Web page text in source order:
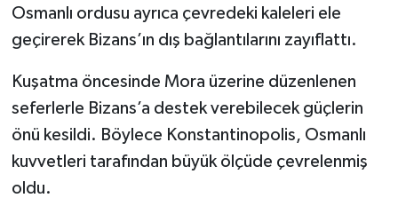
Osmanlı ordusu ayrıca çevredeki kaleleri ele
geçirerek Bizans’ın dış bağlantılarını zayıflattı.
Kuşatma öncesinde Mora üzerine düzenlenen
seferlerle Bizans’a destek verebilecek güçlerin
önü kesildi. Böylece Konstantinopolis, Osmanlı
kuvvetleri tarafından büyük ölçüde çevrelenmiş
oldu.
Yaşam